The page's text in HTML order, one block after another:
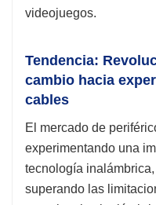
videojuegos.
Tendencia:
cambio hacia
cables
El mercado de
experimentando una
tecnología
superando las